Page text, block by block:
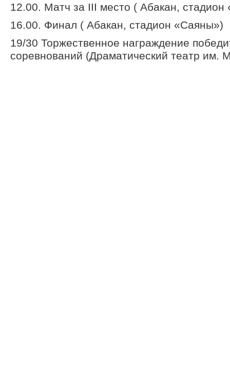
12.00. Матч за III место ( Абакан,
16.00. Финал ( Абакан, стадион «Саяны»)
19/30 Торжественное награждение
соревнований (Драматический театр